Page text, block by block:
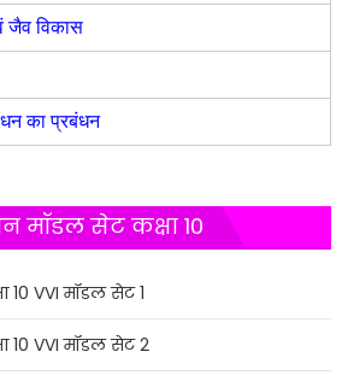
जैव विकास
का प्रबंधन
मॉडल सेट कक्षा 10
10 VVI मॉडल सेट 1
10 VVI मॉडल सेट 2